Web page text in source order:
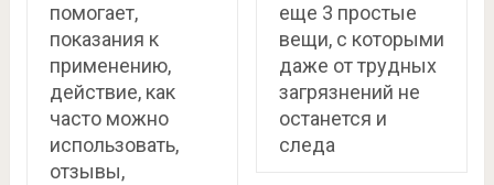
помогает,
показания к
применению,
действие, как
часто можно
использовать,
отзывы,
еще 3 простые
вещи, с которыми
даже от трудных
загрязнений не
останется и
следа